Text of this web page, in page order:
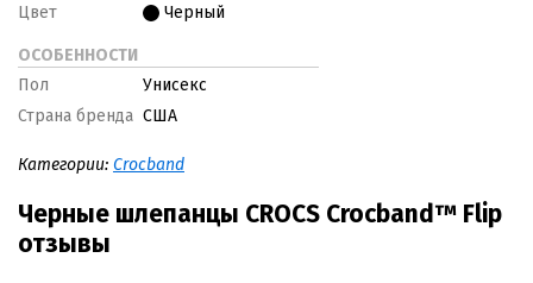
Цвет
Черный
ОСОБЕННОСТИ
Пол
Унисекс
Страна бренда США
Категории: Crocband
Черные шлепанцы CROCS Crocband™ Flip
отзывы